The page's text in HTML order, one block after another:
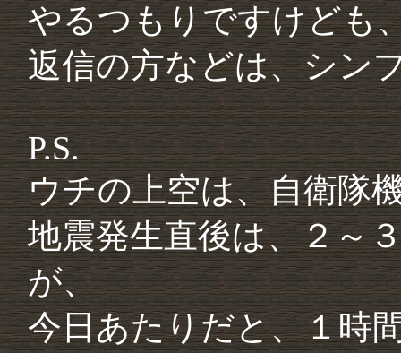
やるつもりですけども
返信の方などは、シン
P.S.
ウチの上空は、自衛隊
地震発生直後は、２～
が、
今日あたりだと、１時